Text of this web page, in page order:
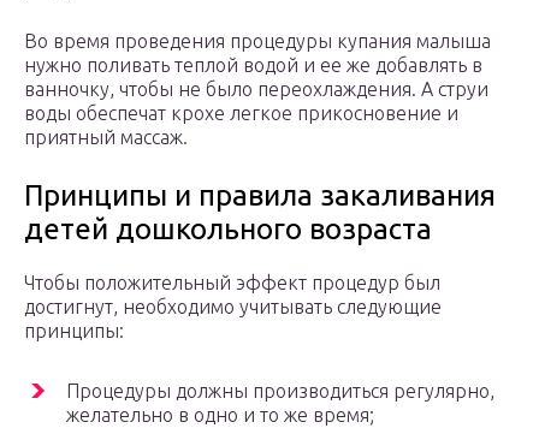
Во время проведения процедуры купания малыша
нужно поливать теплой водой и ее же добавлять в
ванночку, чтобы не было переохлаждения. А струи
воды обеспечат крохе легкое прикосновение и
приятный массаж.
Принципы и правила закаливания
детей дошкольного возраста
Чтобы положительный эффект процедур был
достигнут, необходимо учитывать следующие
принципы:
Процедуры должны производиться регулярно,
желательно в одно и то же время;